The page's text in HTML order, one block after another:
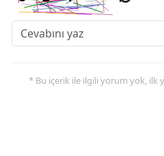
* Bu içerik ile ilgili yorum yok, ilk